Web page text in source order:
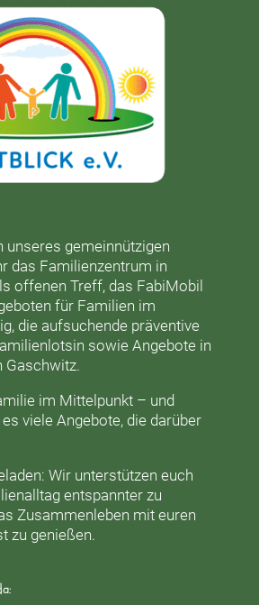
unseres gemeinnützigen
das Familienzentrum in
offenen Treff, das FabiMobil
für Familien im
die aufsuchende präventive
sowie Angebote in
Gaschwitz.
im Mittelpunkt – und
viele Angebote, die darüber
Wir unterstützen euch
entspannter zu
Zusammenleben mit euren
zu genießen.